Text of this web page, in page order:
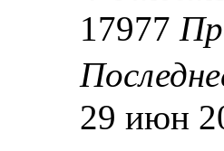
17977
29 июн